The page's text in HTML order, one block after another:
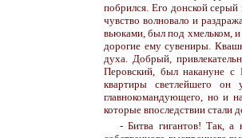
побрился. Его донской
чувство волновало и
вьюками, был под хмельком,
дорогие ему сувениры.
духа. Добрый,
Перовский, был накануне
квартиры светлейшего он
главнокомандующего, но и
которые впоследствии стали
- Битва гигантов! Так, а